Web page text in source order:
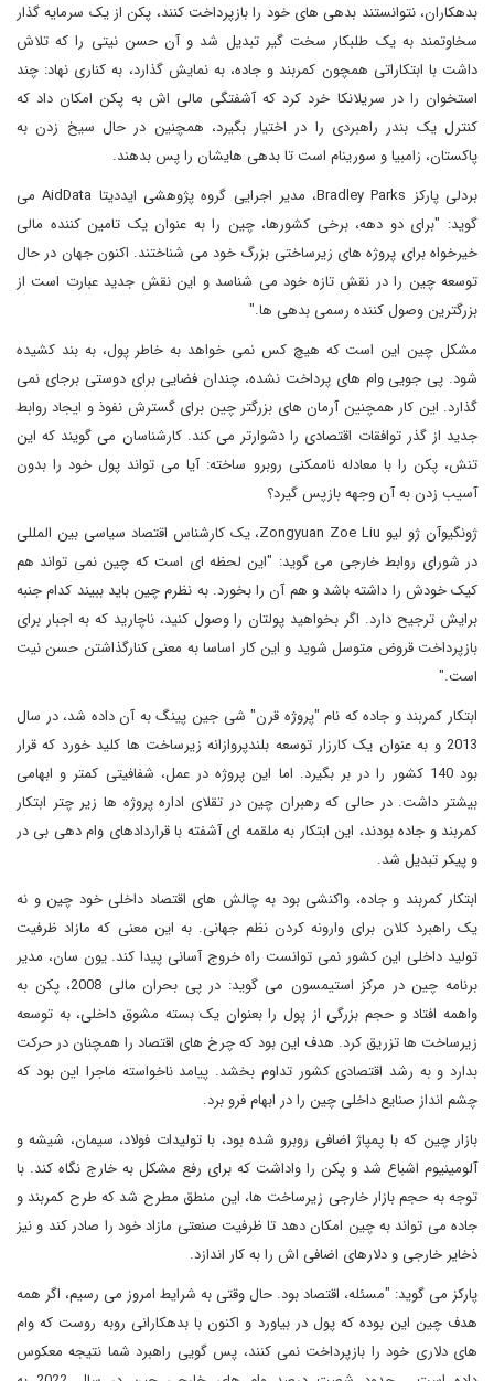
بدهکاران، نتوانستند بدهی های خود را بازپرداخت کنند، پکن از یک سرمایه گذار
سخاوتمند به یک طلبکار سخت گیر تبدیل شد و آن حسن نیتی را که تلاش
داشت با ابتکاراتی همچون کمربند و جاده، به نمایش گذارد، به کناری نهاد: چند
استخوان را در سریلانکا خرد کرد که آشفتگی مالی اش به پکن امکان داد که
کنترل یک بندر راهبردی را در اختیار بگیرد، همچنین در حال سیخ زدن به
پاکستان، زامبیا و سورینام است تا بدهی هایشان را پس بدهند.
بردلی پارکز Bradley Parks، مدیر اجرایی گروه پژوهشی ایددیتا AidData می
گوید: "برای دو دهه، برخی کشورها، چین را به عنوان یک تامین کننده مالی
خیرخواه برای پروژه های زیرساختی بزرگ خود می شناختند. اکنون جهان در حال
توسعه چین را در نقش تازه خود می شناسد و این نقش جدید عبارت است از
بزرگترین وصول کننده رسمی بدهی ها."
مشکل چین این است که هیچ کس نمی خواهد به خاطر پول، به بند کشیده
شود. پی جویی وام های پرداخت نشده، چندان فضایی برای دوستی برجای نمی
گذارد. این کار همچنین آرمان های بزرگتر چین برای گسترش نفوذ و ایجاد روابط
جدید از گذر توافقات اقتصادی را دشوارتر می کند. کارشناسان می گویند که این
تنش، پکن را با معادله ناممکنی روبرو ساخته: آیا می تواند پول خود را بدون
آسیب زدن به آن وجهه بازپس گیرد؟
ژونگیوآن ژو لیو Zongyuan Zoe Liu، یک کارشناس اقتصاد سیاسی بین المللی
در شورای روابط خارجی می گوید: "این لحظه ای است که چین نمی تواند هم
کیک خودش را داشته باشد و هم آن را بخورد. به نظرم چین باید ببیند کدام جنبه
برایش ترجیح دارد. اگر بخواهید پولتان را وصول کنید، ناچارید که به اجبار برای
بازپرداخت قروض متوسل شوید و این کار اساسا به معنی کنارگذاشتن حسن نیت
است."
ابتکار کمربند و جاده که نام "پروژه قرن" شی جین پینگ به آن داده شد، در سال
2013 و به عنوان یک کارزار توسعه بلندپروازانه زیرساخت ها کلید خورد که قرار
بود 140 کشور را در بر بگیرد. اما این پروژه در عمل، شفافیتی کمتر و ابهامی
بیشتر داشت. در حالی که رهبران چین در تقلای اداره پروژه ها زیر چتر ابتکار
کمربند و جاده بودند، این ابتکار به ملقمه ای آشفته با قراردادهای وام دهی بی در
و پیکر تبدیل شد.
ابتکار کمربند و جاده، واکنشی بود به چالش های اقتصاد داخلی خود چین و نه
یک راهبرد کلان برای وارونه کردن نظم جهانی. به این معنی که مازاد ظرفیت
تولید داخلی این کشور نمی توانست راه خروج آسانی پیدا کند. یون سان، مدیر
برنامه چین در مرکز استیمسون می گوید: در پی بحران مالی 2008، پکن به
واهمه افتاد و حجم بزرگی از پول را بعنوان یک بسته مشوق داخلی، به توسعه
زیرساخت ها تزریق کرد. هدف این بود که چرخ های اقتصاد را همچنان در حرکت
بدارد و به رشد اقتصادی کشور تداوم بخشد. پیامد ناخواسته ماجرا این بود که
چشم انداز صنایع داخلی چین را در ابهام فرو برد.
بازار چین که با پمپاژ اضافی روبرو شده بود، با تولیدات فولاد، سیمان، شیشه و
آلومینیوم اشباع شد و پکن را واداشت که برای رفع مشکل به خارج نگاه کند. با
توجه به حجم بازار خارجی زیرساخت ها، این منطق مطرح شد که طرح کمربند و
جاده می تواند به چین امکان دهد تا ظرفیت صنعتی مازاد خود را صادر کند و نیز
ذخایر خارجی و دلارهای اضافی اش را به کار اندازد.
پارکز می گوید: "مسئله، اقتصاد بود. حال وقتی به شرایط امروز می رسیم، اگر همه
هدف چین این بوده که پول در بیاورد و اکنون با بدهکارانی روبه روست که وام
های دلاری خود را بازپرداخت نمی کنند، پس گویی راهبرد شما نتیجه معکوس